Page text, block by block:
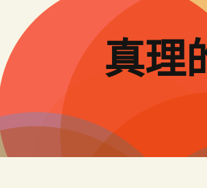
要
內
容
真理